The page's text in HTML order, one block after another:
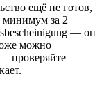
ещё не готов,
минимум за 2
— он
можно
проверяйте